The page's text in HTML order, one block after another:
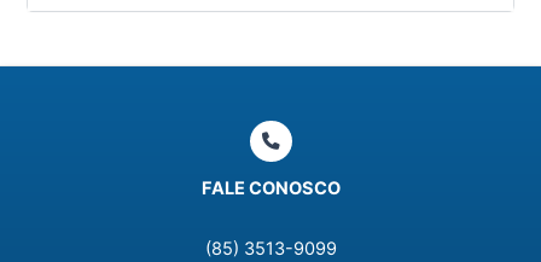
FALE CONOSCO
(85) 3513-9099